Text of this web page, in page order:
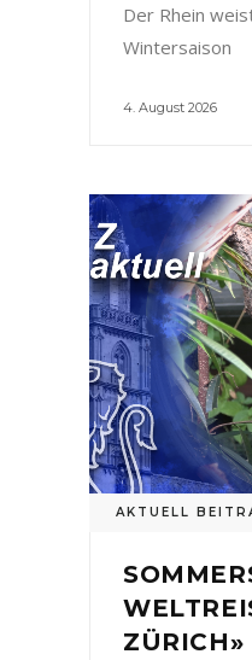
Der Rhein
Wintersaison
4. August 2026
AKTUELL